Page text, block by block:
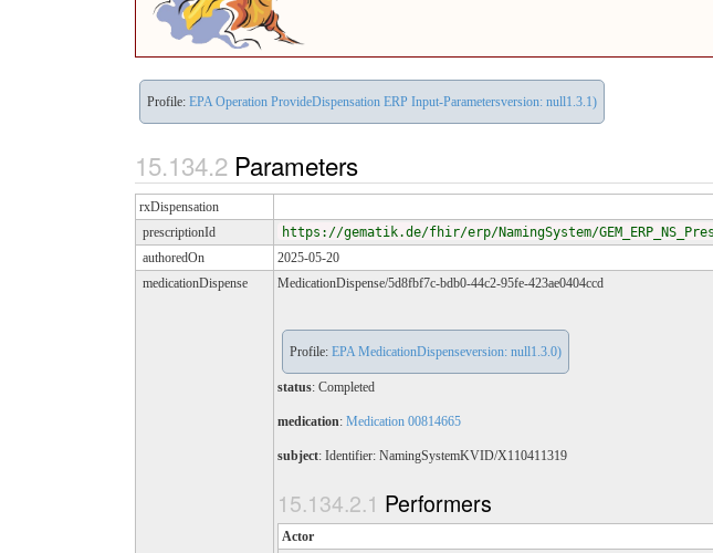
Profile: EPA Operation ProvideDispensation ERP Input-Parametersversion: null1.3.1)
Parameters
rxDispensation
prescriptionId
https://gematik.de/fhir/erp/NamingSystem/
authoredOn
2025-05-20
medicationDispense
MedicationDispense/5d8fbf7c-bdb0-44c2-95fe-423ae0404ccd
Profile: EPA MedicationDispenseversion: null1.3.0)
status: Completed
medication: Medication 00814665
subject: Identifier: NamingSystemKVID/X110411319
Performers
Actor